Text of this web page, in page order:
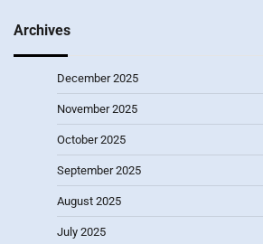
Archives
December 2025
November 2025
October 2025
September 2025
August 2025
July 2025